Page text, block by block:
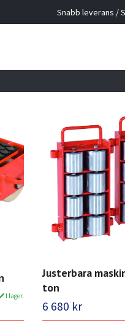
Snabb leverans /
I lager.
Justerbara
ton
6 680 kr